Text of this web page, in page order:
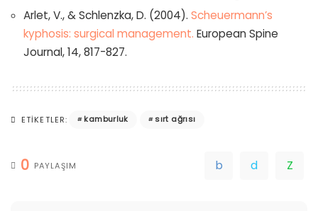
Arlet, V., & Schlenzka, D. (2004). Scheuermann’s
kyphosis: surgical management. European Spine
Journal, 14, 817-827.
ETIKETLER: kamburluk sırt ağrısı
0 PAYLAŞIM